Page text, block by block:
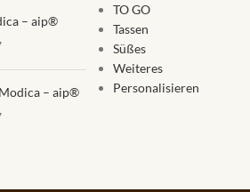
– aip®
– aip®
TO GO
Tassen
Süßes
Weiteres
Personalisieren